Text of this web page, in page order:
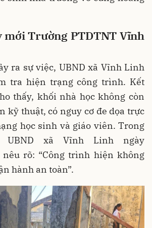
mới Trường PTDTNT Vĩnh
ra sự việc, UBND xã Vĩnh Linh
tra hiện trạng công trình. Kết
thấy, khối nhà học không còn
kỹ thuật, có nguy cơ đe dọa trực
học sinh và giáo viên. Trong
UBND xã Vĩnh Linh ngày
rõ: “Công trình hiện không
hành an toàn”.